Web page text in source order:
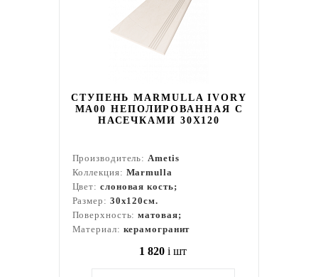
СТУПЕНЬ MARMULLA IVORY
MA00 НЕПОЛИРОВАННАЯ С
НАСЕЧКАМИ 30X120
Производитель:Ametis
Коллекция: Marmulla
Цвет: слоновая кость;
Размер: 30x120см.
Поверхность:матовая;
Материал: керамогранит
1 820 i шт